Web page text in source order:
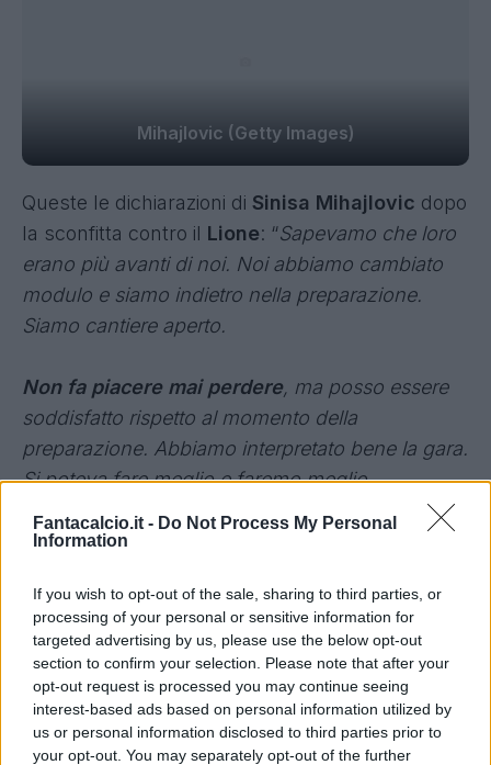
Fantacalcio.it - Do Not Process My Personal
Information
If you wish to opt-out of the sale, sharing to third parties, or
processing of your personal or sensitive information for
targeted advertising by us, please use the below opt-out
section to confirm your selection. Please note that after your
opt-out request is processed you may continue seeing
interest-based ads based on personal information utilized by
us or personal information disclosed to third parties prior to
your opt-out. You may separately opt-out of the further
Mihajlovic (Getty Images)
Queste le dichiarazioni di Sinisa Mihajlovic dopo
la sconfitta contro il Lione: “Sapevamo che loro
erano più avanti di noi. Noi abbiamo cambiato
modulo e siamo indietro nella preparazione.
Siamo cantiere aperto.
Non fa piacere mai perdere, ma posso essere
soddisfatto rispetto al momento della
preparazione. Abbiamo interpretato bene la gara.
Si poteva fare meglio e faremo meglio.
Ci sono giocatori non ancora nella stessa
squadra segue me e lo staff e dev’essere sempre
così. Abbiamo cercato quello che abbiamo
provato in allenamento.Per l’inizio del
campionato saremo pronti fisicamente,
tecnicamente e tatticamente.